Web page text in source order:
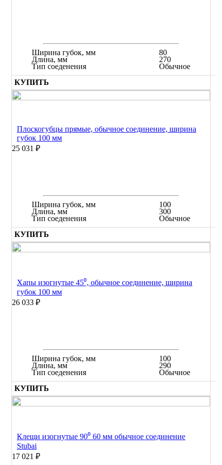
Ширина губок, мм
Длина, мм
Тип соеденения
80
270
Обычное
КУПИТЬ
Плоскогубцы прямые, обычное соединение, ширина
губок 100 мм
25 031 ₽
Ширина губок, мм
Длина, мм
Тип соеденения
100
300
Обычное
КУПИТЬ
Хапы изогнутые 45⁰, обычное соединение, ширина
губок 100 мм
26 033 ₽
Ширина губок, мм
Длина, мм
Тип соеденения
100
290
Обычное
КУПИТЬ
Клещи изогнутые 90⁰ 60 мм обычное соединение
Stubai
17 021 ₽